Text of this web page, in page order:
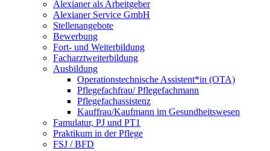
Alexianer als Arbeitgeber
Alexianer Service GmbH
Stellenangebote
Bewerbung
Fort- und Weiterbildung
Facharztweiterbildung
Ausbildung
Operationstechnische Assistent*in (OTA)
Pflegefachfrau/ Pflegefachmann
Pflegefachassistenz
Kauffrau/Kaufmann im Gesundheitswesen
Famulatur, PJ und PT1
Praktikum in der Pflege
FSJ / BFD